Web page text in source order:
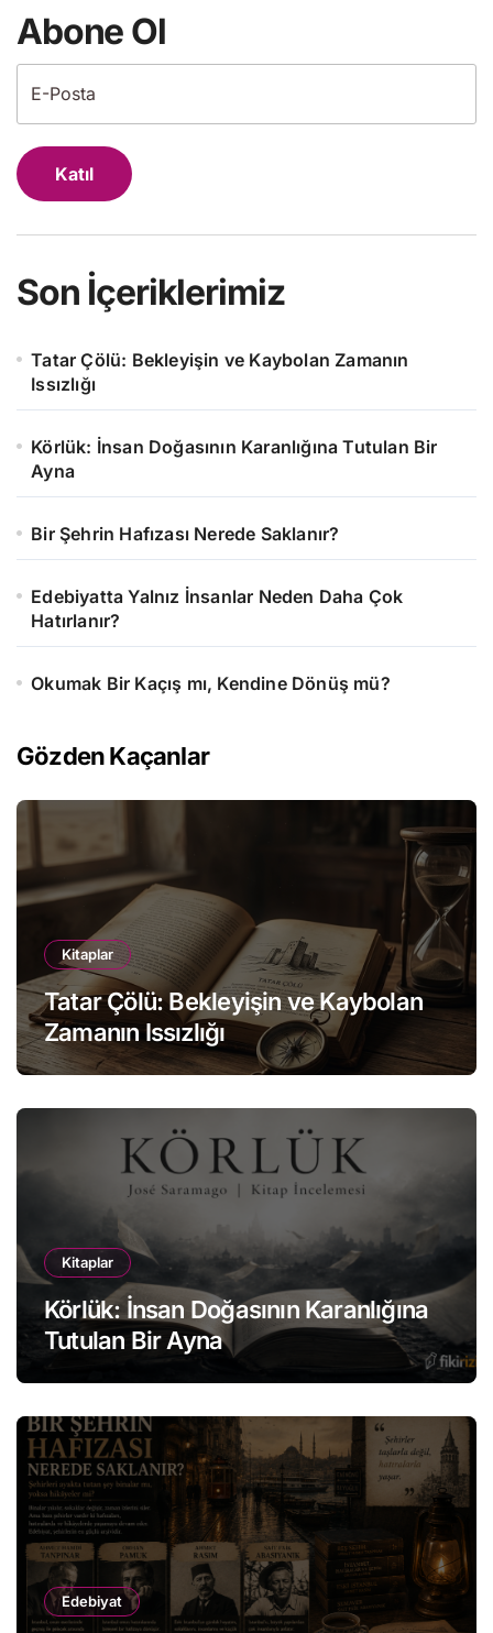
Abone Ol
Katıl
Son İçeriklerimiz
Tatar Çölü: Bekleyişin ve Kaybolan Zamanın
Issızlığı
Körlük: İnsan Doğasının Karanlığına Tutulan Bir
Ayna
Bir Şehrin Hafızası Nerede Saklanır?
Edebiyatta Yalnız İnsanlar Neden Daha Çok
Hatırlanır?
Okumak Bir Kaçış mı, Kendine Dönüş mü?
Gözden Kaçanlar
Kitaplar
Tatar Çölü: Bekleyişin ve Kaybolan
Zamanın Issızlığı
Kitaplar
Körlük: İnsan Doğasının Karanlığına
Tutulan Bir Ayna
Edebiyat